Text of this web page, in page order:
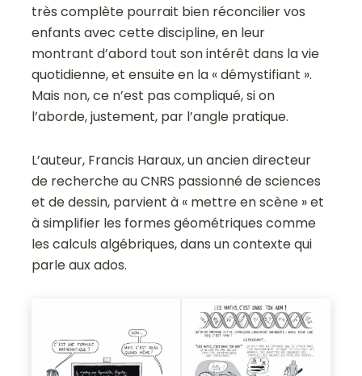
très complète pourrait bien réconcilier vos
enfants avec cette discipline, en leur
montrant d’abord tout son intérêt dans la vie
quotidienne, et ensuite en la « démystifiant ».
Mais non, ce n’est pas compliqué, si on
l’aborde, justement, par l’angle pratique.
L’auteur, Francis Haraux, un ancien directeur
de recherche au CNRS passionné de sciences
et de dessin, parvient à « mettre en scène » et
à simplifier les formes géométriques comme
les calculs algébriques, dans un contexte qui
parle aux ados.